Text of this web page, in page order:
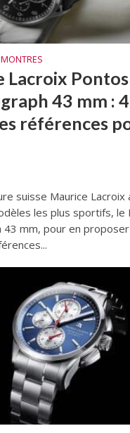
Lacroix Pontos
43 mm : 4
références
suisse Maurice Lacroix
les plus sportifs, le
43 mm, pour en